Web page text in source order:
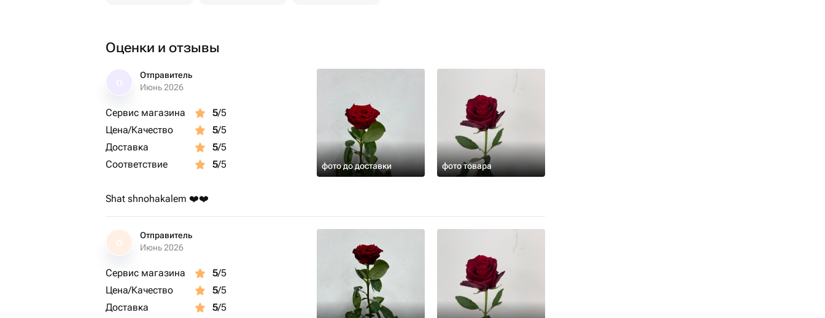
Оценки и отзывы
Отправитель
Июнь 2026
Сервис магазина 5/5
Цена/Качество
5/5
Доставка
5/5
Соответствие
5/5 фото до доставки фото товара
Shat shnohakalem ❤️❤️
О
Отправитель
Июнь 2026
Сервис магазина 5/5
Цена/Качество
5/5
Доставка
5/5